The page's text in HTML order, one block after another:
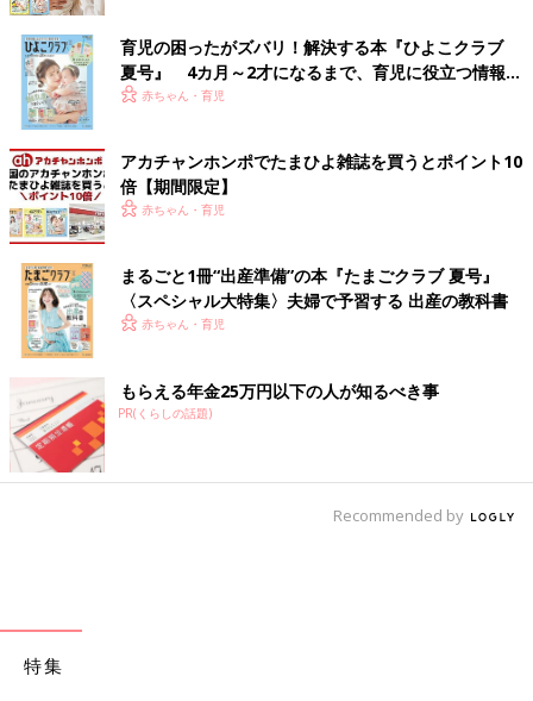
「夫が娘とうまくかかわれない。２人目を望ん
ではいけないのでしょうか？」というもので
す。
細木かおり先生
1978年12月11日生まれ。一男二女の母であり、三人の孫を持
人間関係の相談まで幅広く人生に寄り添うアドバイスを提供して
いる。対面にて直接相談者の話を聞く個人鑑定に加え、延べ
育児の困ったがズバリ！解決する本『ひよこクラブ
夏号』 4カ月～2才になるまで、育児に役立つ情報が
いっぱい！
赤ちゃん・育児
アカチャンホンポでたまひよ雑誌を買うとポイント10
倍【期間限定】
赤ちゃん・育児
まるごと1冊“出産準備”の本『たまごクラブ 夏号』
〈スペシャル大特集〉夫婦で予習する 出産の教科書
赤ちゃん・育児
もらえる年金25万円以下の人が知るべき事
PR(くらしの話題)
Recommended by
特集